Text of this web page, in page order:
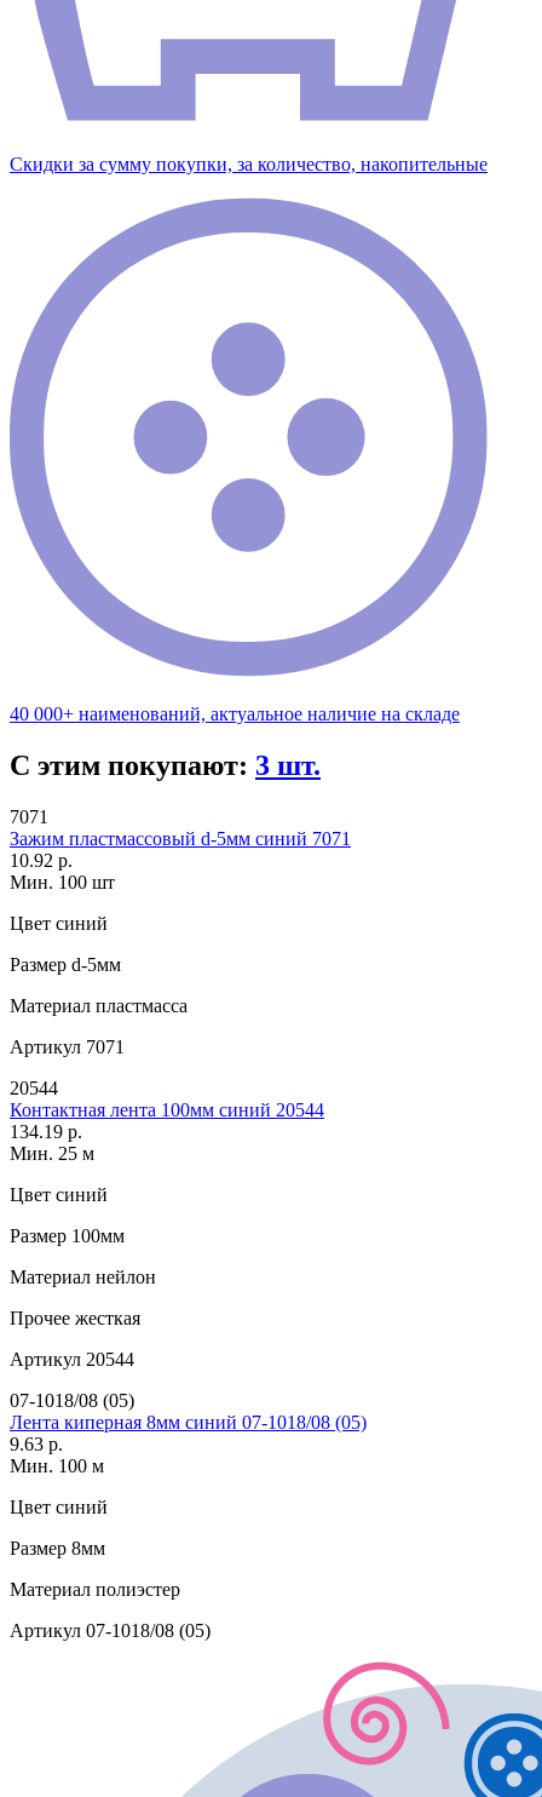
Скидки за сумму покупки, за количество, накопительные
40 000+ наименований, актуальное наличие на складе
С этим покупают: 3 шт.
7071
Зажим пластмассовый d-5мм синий 7071
10.92 р.
Мин. 100 шт
Цвет синий
Размер d-5мм
Материал пластмасса
Артикул 7071
20544
Контактная лента 100мм синий 20544
134.19 р.
Мин. 25 м
Цвет синий
Размер 100мм
Материал нейлон
Прочее жесткая
Артикул 20544
07-1018/08 (05)
Лента киперная 8мм синий 07-1018/08 (05)
9.63 р.
Мин. 100 м
Цвет синий
Размер 8мм
Материал полиэстер
Артикул 07-1018/08 (05)